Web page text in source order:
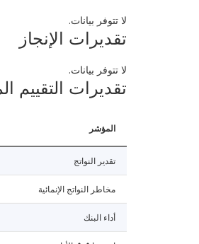
لا تتوفر بيانات.
تقديرات الإنجاز
لا تتوفر بيانات.
تقديرات التقييم
المؤشر
تقدير النواتج
مخاطر النواتج الإنمائية
أداء البنك